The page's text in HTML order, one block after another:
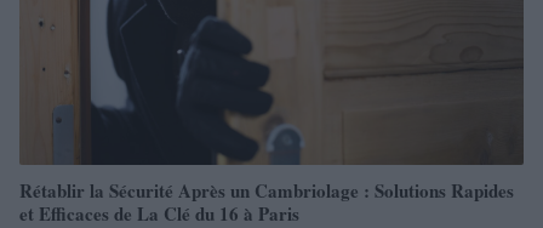
Rétablir la Sécurité Après un Cambriolage : Solutions Rapides
et Efficaces de La Clé du 16 à Paris